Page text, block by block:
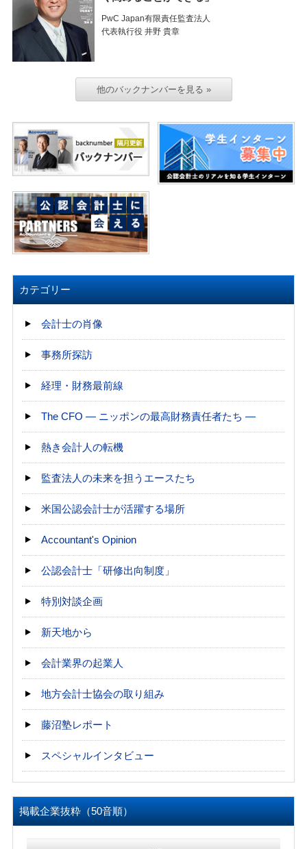
PwC Japan有限責任監査法人
代表執行役 井野 貴章
他のバックナンバーを見る »
カテゴリー
会計士の肖像
事務所探訪
経理・財務最前線
The CFO ― ニッポンの最高財務責任者たち ―
熱き会計人の転機
監査法人の未来を担うエースたち
米国公認会計士が活躍する場所
Accountant's Opinion
公認会計士「研修出向制度」
特別対談企画
新天地から
会計業界の起業人
地方会計士協会の取り組み
藤沼塾レポート
スペシャルインタビュー
掲載企業抜粋（50音順）